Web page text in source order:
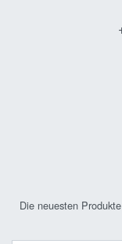
Die neuesten